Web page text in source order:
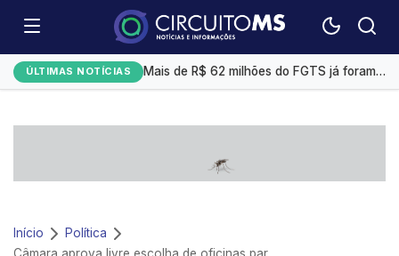
ÚLTIMAS NOTÍCIAS
Bitcoin opera em alta com cenário macroeconômico e avanços de empresas tech
Mais de R$ 62 milhões do FGTS já foram usados para quitar dívidas pelo Desenrola Brasil
Gerdau registra lucro de R$ 1,4 bilhões no 2° trimestre, alta de 69,7%
Início
Política
Câmara aprova livre escolha de oficinas para reparos por seguradora